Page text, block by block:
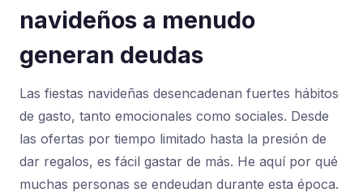
navideños a menudo
generan deudas
Las fiestas navideñas desencadenan fuertes hábitos
de gasto, tanto emocionales como sociales. Desde
las ofertas por tiempo limitado hasta la presión de
dar regalos, es fácil gastar de más. He aquí por qué
muchas personas se endeudan durante esta época.